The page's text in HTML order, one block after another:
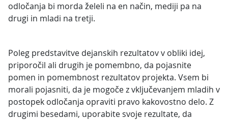
odločanja bi morda želeli na en način, mediji pa na
drugi in mladi na tretji.
Poleg predstavitve dejanskih rezultatov v obliki idej,
priporočil ali drugih je pomembno, da pojasnite
pomen in pomembnost rezultatov projekta. Vsem bi
morali pojasniti, da je mogoče z vključevanjem mladih v
postopek odločanja opraviti pravo kakovostno delo. Z
drugimi besedami, uporabite svoje rezultate, da